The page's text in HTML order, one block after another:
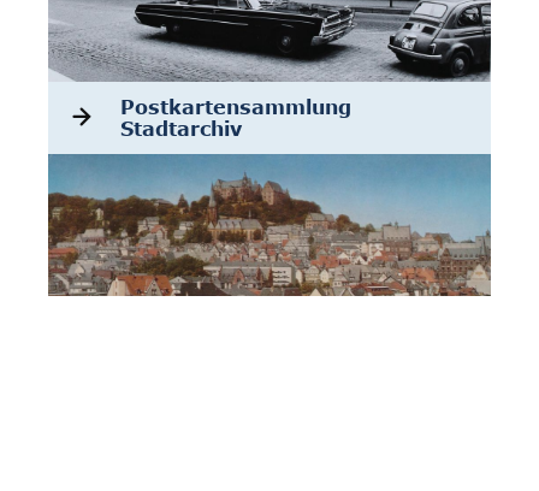
Postkartensammlung
Stadtarchiv